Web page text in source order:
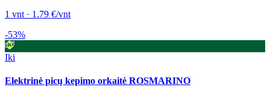
1 vnt · 1.79 €/vnt
-53%
Iki
Elektrinė picų kepimo orkaitė ROSMARINO